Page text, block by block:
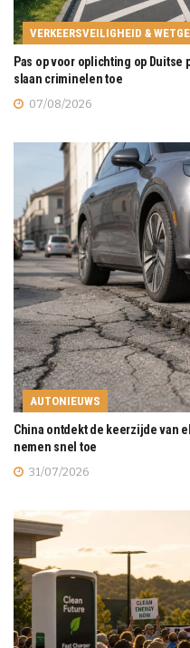
VERKEERSVEILIGHEID &
Pas op voor oplichting op
slaan criminelen toe
07/08/2026
AUTONIEUWS
China ontdekt de keerzijde van
nemen snel toe
31/07/2026